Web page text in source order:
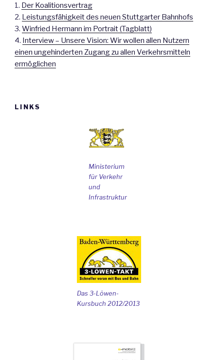
1. Der Koalitionsvertrag
2. Leistungsfähigkeit des neuen Stuttgarter Bahnhofs
3. Winfried Hermann im Portrait (Tagblatt)
4. Interview – Unsere Vision: Wir wollen allen Nutzern
einen ungehinderten Zugang zu allen Verkehrsmitteln
ermöglichen
LINKS
Ministerium
für Verkehr
und
Infrastruktur
Das 3-Löwen-
Kursbuch 2012/2013